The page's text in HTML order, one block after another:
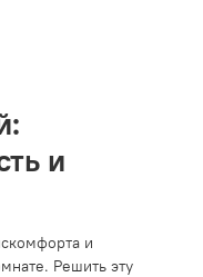
и
и
Решить эту